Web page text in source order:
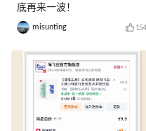
底再来一波！
misunting 154